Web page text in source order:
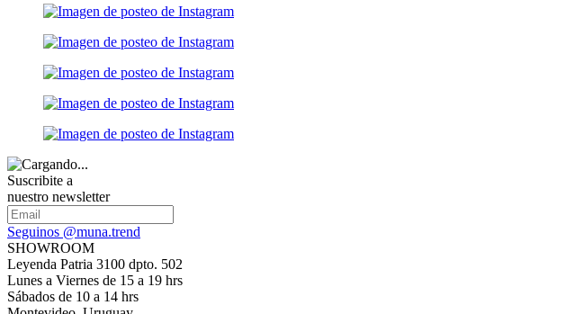
Suscribite a
nuestro newsletter
Seguinos @muna.trend
SHOWROOM
Leyenda Patria 3100 dpto. 502
Lunes a Viernes de 15 a 19 hrs
Sábados de 10 a 14 hrs